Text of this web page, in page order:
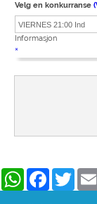
Velg en konkurranse
Informasjon
×
WhatsAppFacebookTwitter